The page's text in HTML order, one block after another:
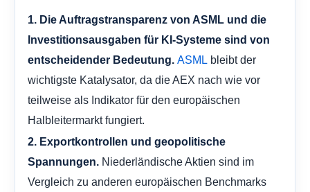
1. Die Auftragstransparenz von ASML und die
Investitionsausgaben für KI-Systeme sind von
entscheidender Bedeutung. ASML bleibt der
wichtigste Katalysator, da die AEX nach wie vor
teilweise als Indikator für den europäischen
Halbleitermarkt fungiert.
2. Exportkontrollen und geopolitische
Spannungen. Niederländische Aktien sind im
Vergleich zu anderen europäischen Benchmarks